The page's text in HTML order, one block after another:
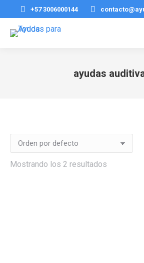
+57 3006000144
ayudas
Mostrando los 2 resultados